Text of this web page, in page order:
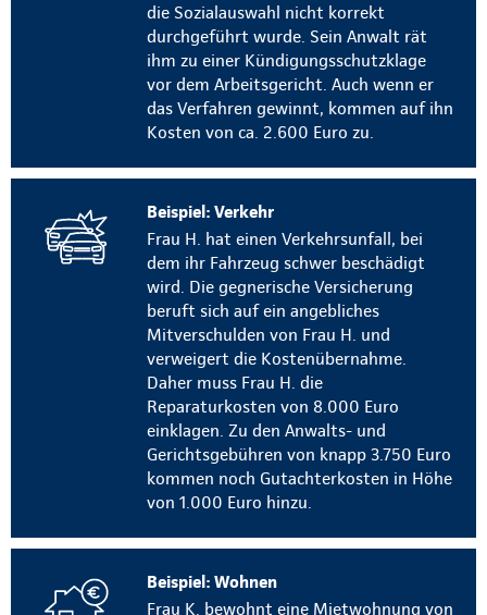
die Sozialauswahl nicht korrekt
durchgeführt wurde. Sein Anwalt rät
ihm zu einer Kündigungsschutzklage
vor dem Arbeitsgericht. Auch wenn er
das Verfahren gewinnt, kommen auf ihn
Kosten von ca. 2.600 Euro zu.
Beispiel: Verkehr
Frau H. hat einen Verkehrsunfall, bei
dem ihr Fahrzeug schwer beschädigt
wird. Die gegnerische Versicherung
beruft sich auf ein angebliches
Mitverschulden von Frau H. und
verweigert die Kostenübernahme.
Daher muss Frau H. die
Reparaturkosten von 8.000 Euro
einklagen. Zu den Anwalts- und
Gerichtsgebühren von knapp 3.750 Euro
kommen noch Gutachterkosten in Höhe
von 1.000 Euro hinzu.
Beispiel: Wohnen
Frau K. bewohnt eine Mietwohnung von